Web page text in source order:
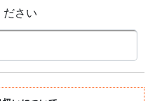
さい